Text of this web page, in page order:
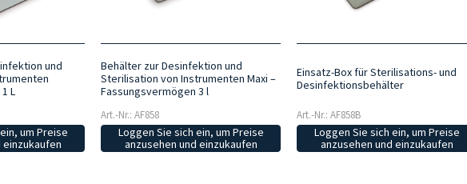
und
L
um Preise
einzukaufen
Behälter zur Desinfektion und
Sterilisation von Instrumenten Maxi –
Fassungsvermögen 3 l
Art.-Nr.: AF858
Loggen Sie sich ein, um Preise
anzusehen und einzukaufen
Einsatz-Box für Sterilisations- und
Desinfektionsbehälter
Art.-Nr.: AF858B
Loggen Sie sich ein, um Preise
anzusehen und einzukaufen